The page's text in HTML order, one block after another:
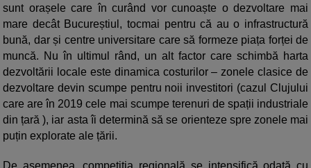
sunt orașele care în curând vor cunoaște o dezvoltare mai
mare decât Bucureștiul, tocmai pentru că au o infrastructură
bună, dar și centre universitare care să formeze piața forței de
muncă. Nu în ultimul rând, un alt factor care schimbă harta
dezvoltării locale este dinamica costurilor – zonele clasice de
dezvoltare devin scumpe pentru noii investitori (cazul Clujului
care are în 2019 cele mai scumpe terenuri de spații industriale
din țară ), iar asta îi determină să se orienteze spre zonele mai
puțin explorate ale țării.